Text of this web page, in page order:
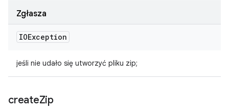
Zgłasza
IOException
jeśli nie udało się utworzyć pliku zip;
createZip